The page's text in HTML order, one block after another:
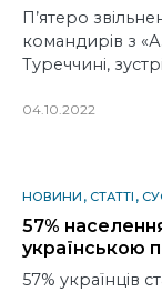
П’ятеро
командирів з
Туреччині,
04.10.2022
НОВИНИ СТАТТІ
57%
українською
57% українців